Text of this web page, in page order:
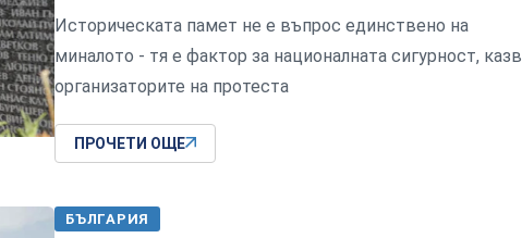
Историческата памет не е въпрос единствено на
миналото - тя е фактор за националната сигурност,
организаторите на протеста
ПРОЧЕТИ ОЩЕ
БЪЛГАРИЯ